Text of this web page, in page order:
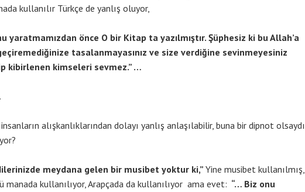
kullanılır Türkçe de yanlış oluyor,
yaratmamızdan önce O bir Kitap ta yazılmıştır. Şüphesiz ki bu Allah’a
tasalanmayasınız ve size verdiğine sevinmeyesiniz
kibirlenen kimseleri sevmez.” …
alışkanlıklarından dolayı yanlış anlaşılabilir, buna bir dipnot olsaydı
meydana gelen bir musibet yoktur ki,” Yine musibet kullanılmış,
manada kullanılıyor, Arapçada da kullanılıyor ama evet: “… Biz onu